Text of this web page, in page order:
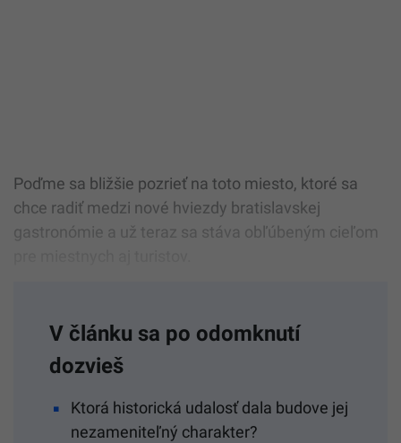
Poďme sa bližšie pozrieť na toto miesto, ktoré sa
chce radiť medzi nové hviezdy bratislavskej
gastronómie a už teraz sa stáva obľúbeným cieľom
V článku sa po odomknutí
dozvieš
Ktorá historická udalosť dala budove jej
nezameniteľný charakter?